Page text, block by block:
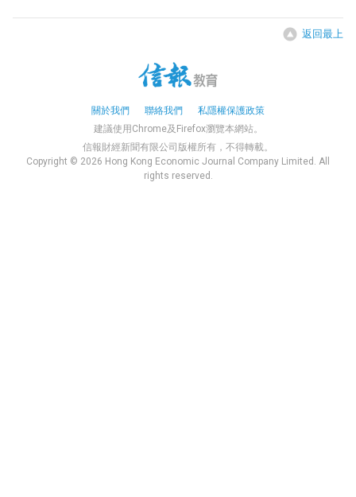
返回最上
關於我們 聯絡我們
私隱權保護政策
建議使用Chrome及Firefox瀏覽本網站。
信報財經新聞有限公司版權所有，不得轉載。
Copyright © 2026 Hong Kong Economic Journal Company Limited. All
rights reserved.